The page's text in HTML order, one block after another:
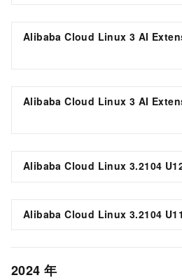
Alibaba Cloud Linux 3 AI
Alibaba Cloud Linux 3 AI
Alibaba Cloud Linux 3.2104
Alibaba Cloud Linux 3.2104
2024 年